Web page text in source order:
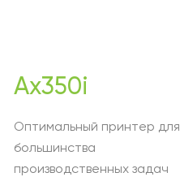
Ax350i
Оптимальный принтер для
большинства
производственных задач